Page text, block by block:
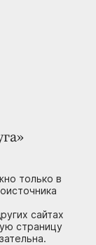
только в
сайтах
страницу